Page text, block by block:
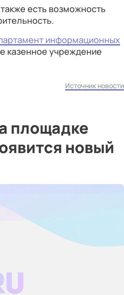
есть возможность
информационных
казенное учреждение
Источник новости
площадке
новый